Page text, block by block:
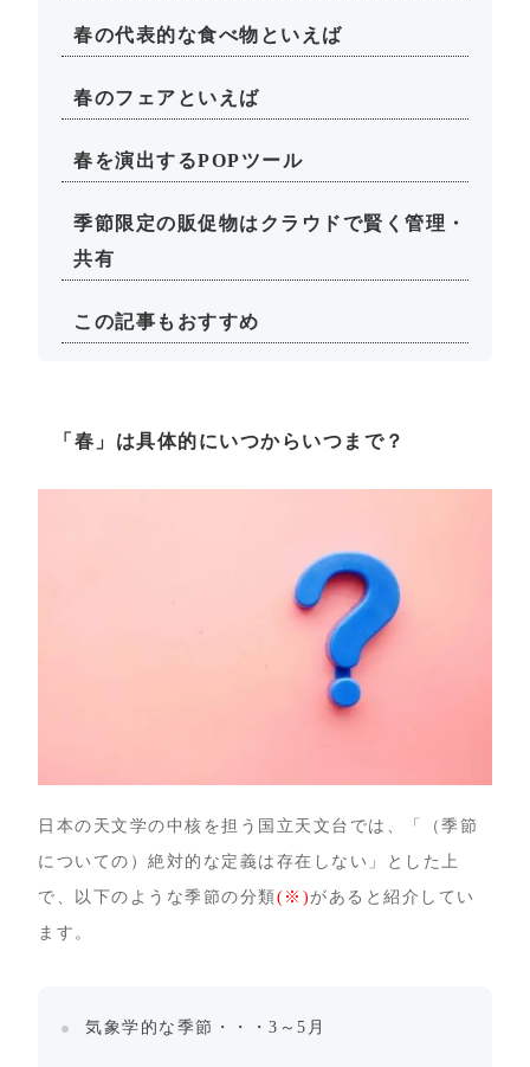
春の代表的な食べ物といえば
春のフェアといえば
春を演出するPOPツール
季節限定の販促物はクラウドで賢く管理・
共有
この記事もおすすめ
「春」は具体的にいつからいつまで？
日本の天文学の中核を担う国立天文台では、「（季節
についての）絶対的な定義は存在しない」とした上
で、以下のような季節の分類 (※) があると紹介してい
ます。
気象学的な季節・・・3～5月